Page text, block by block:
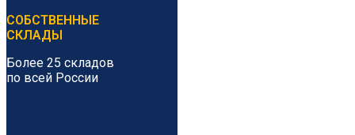
СОБСТВЕННЫЕ
СКЛАДЫ
Более 25 складов
по всей России